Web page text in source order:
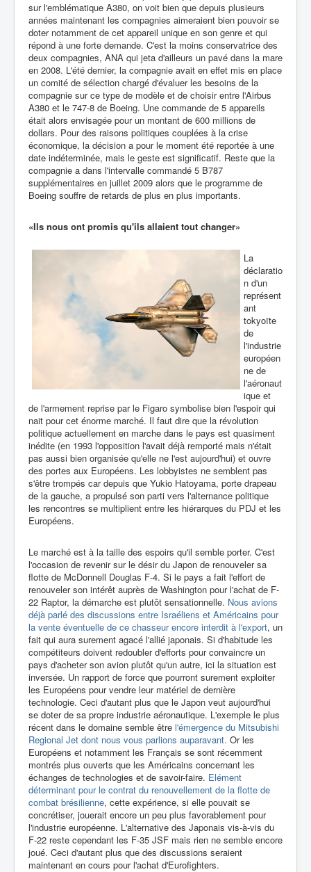
sur l'emblématique A380, on voit bien que depuis plusieurs
années maintenant les compagnies aimeraient bien pouvoir se
doter notamment de cet appareil unique en son genre et qui
répond à une forte demande. C'est la moins conservatrice des
deux compagnies, ANA qui jeta d'ailleurs un pavé dans la mare
en 2008. L'été dernier, la compagnie avait en effet mis en place
un comité de sélection chargé d'évaluer les besoins de la
compagnie sur ce type de modèle et de choisir entre l'Airbus
A380 et le 747-8 de Boeing. Une commande de 5 appareils
était alors envisagée pour un montant de 600 millions de
dollars. Pour des raisons politiques couplées à la crise
économique, la décision a pour le moment été reportée à une
date indéterminée, mais le geste est significatif. Reste que la
compagnie a dans l'intervalle commandé 5 B787
supplémentaires en juillet 2009 alors que le programme de
Boeing souffre de retards de plus en plus importants.
«Ils nous ont promis qu'ils allaient tout changer»
La
déclaratio
n d'un
représent
ant
tokyoïte
de
l'industrie
européen
ne de
l'aéronaut
ique et
de l'armement reprise par le Figaro symbolise bien l'espoir qui
nait pour cet énorme marché. Il faut dire que la révolution
politique actuellement en marche dans le pays est quasiment
inédite (en 1993 l'opposition l'avait déjà remporté mais n'était
pas aussi bien organisée qu'elle ne l'est aujourd'hui) et ouvre
des portes aux Européens. Les lobbyistes ne semblent pas
s'être trompés car depuis que Yukio Hatoyama, porte drapeau
de la gauche, a propulsé son parti vers l'alternance politique
les rencontres se multiplient entre les hiérarques du PDJ et les
Européens.
Le marché est à la taille des espoirs qu'il semble porter. C'est
l'occasion de revenir sur le désir du Japon de renouveler sa
flotte de McDonnell Douglas F-4. Si le pays a fait l'effort de
renouveler son intérêt auprès de Washington pour l'achat de F-
22 Raptor, la démarche est plutôt sensationnelle. Nous avions
déjà parlé des discussions entre Israéliens et Américains pour
la vente éventuelle de ce chasseur encore interdit à l'export, un
fait qui aura surement agacé l'allié japonais. Si d'habitude les
compétiteurs doivent redoubler d'efforts pour convaincre un
pays d'acheter son avion plutôt qu'un autre, ici la situation est
inversée. Un rapport de force que pourront surement exploiter
les Européens pour vendre leur matériel de dernière
technologie. Ceci d'autant plus que le Japon veut aujourd'hui
se doter de sa propre industrie aéronautique. L'exemple le plus
récent dans le domaine semble être l'émergence du Mitsubishi
Regional Jet dont nous vous parlions auparavant. Or les
Européens et notamment les Français se sont récemment
montrés plus ouverts que les Américains concernant les
échanges de technologies et de savoir-faire. Elément
déterminant pour le contrat du renouvellement de la flotte de
combat brésilienne, cette expérience, si elle pouvait se
concrétiser, jouerait encore un peu plus favorablement pour
l'industrie européenne. L'alternative des Japonais vis-à-vis du
F-22 reste cependant les F-35 JSF mais rien ne semble encore
joué. Ceci d'autant plus que des discussions seraient
maintenant en cours pour l'achat d'Eurofighters.